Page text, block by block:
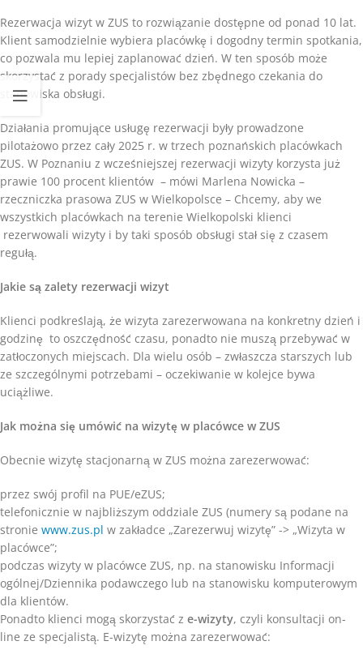
Rezerwacja wizyt w ZUS to rozwiązanie dostępne od ponad 10 lat.
Klient samodzielnie wybiera placówkę i dogodny termin spotkania,
co pozwala mu lepiej zaplanować dzień. W ten sposób może
skorzystać z porady specjalistów bez zbędnego czekania do
stanowiska obsługi.
Działania promujące usługę rezerwacji były prowadzone
pilotażowo przez cały 2025 r. w trzech poznańskich placówkach
ZUS. W Poznaniu z wcześniejszej rezerwacji wizyty korzysta już
prawie 100 procent klientów – mówi Marlena Nowicka –
rzeczniczka prasowa ZUS w Wielkopolsce – Chcemy, aby we
wszystkich placówkach na terenie Wielkopolski klienci
rezerwowali wizyty i by taki sposób obsługi stał się z czasem
regułą.
Jakie są zalety rezerwacji wizyt
Klienci podkreślają, że wizyta zarezerwowana na konkretny dzień i
godzinę to oszczędność czasu, ponadto nie muszą przebywać w
zatłoczonych miejscach. Dla wielu osób – zwłaszcza starszych lub
ze szczególnymi potrzebami – oczekiwanie w kolejce bywa
uciążliwe.
Jak można się umówić na wizytę w placówce w ZUS
Obecnie wizytę stacjonarną w ZUS można zarezerwować:
przez swój profil na PUE/eZUS;
telefonicznie w najbliższym oddziale ZUS (numery są podane na
stronie www.zus.pl w zakładce „Zarezerwuj wizytę” -> „Wizyta w
placówce”;
podczas wizyty w placówce ZUS, np. na stanowisku Informacji
ogólnej/Dziennika podawczego lub na stanowisku komputerowym
dla klientów.
Ponadto klienci mogą skorzystać z e-wizyty, czyli konsultacji on-
line ze specjalistą. E-wizytę można zarezerwować: